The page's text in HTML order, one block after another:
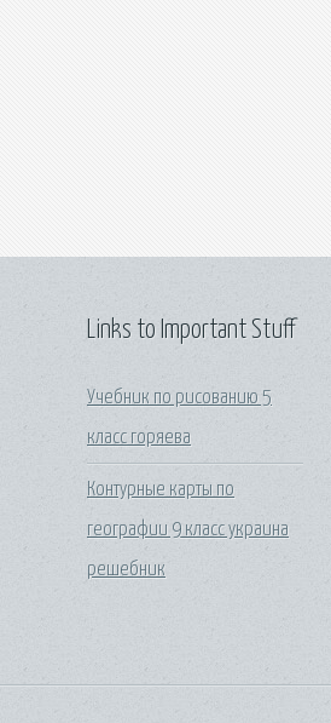
Links to Important Stuff
Учебник по рисованию 5
класс горяева
Контурные карты по
географии 9 класс украина
решебник